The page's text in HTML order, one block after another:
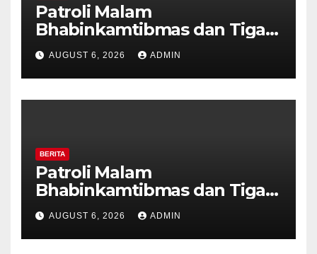
Patroli Malam
Bhabinkamtibmas dan Tiga
Pilar Kelurahan Ungaran
Perkuat Kamtibmas, Warga
Diajak Aktifkan Ronda
AUGUST 6, 2026 ADMIN
BERITA
Patroli Malam
Bhabinkamtibmas dan Tiga
Pilar Kelurahan Ungaran
Perkuat Kamtibmas, Warga
Diajak Aktifkan Ronda
AUGUST 6, 2026 ADMIN